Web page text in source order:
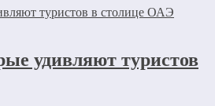
удивляют туристов